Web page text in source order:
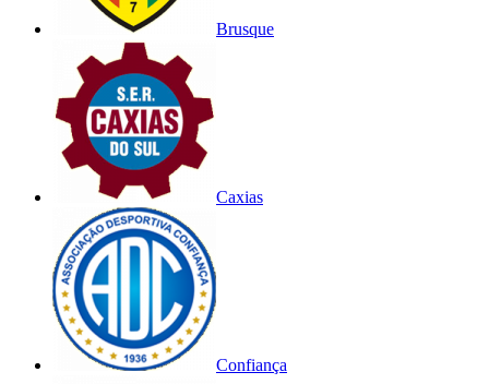
Brusque
Caxias
Confiança